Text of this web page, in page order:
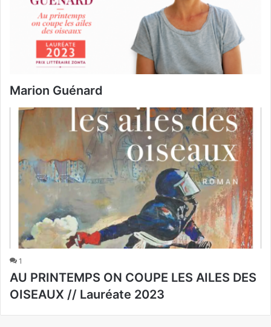
Marion Guénard
1
AU PRINTEMPS ON COUPE LES AILES DES
OISEAUX // Lauréate 2023